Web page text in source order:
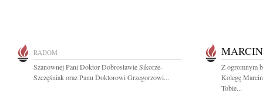
RADOM
Szanownej Pani Doktor Dobrosławie Sikorze-
Szczęśniak oraz Panu Doktorowi Grzegorzowi...
Z ogromnym
Kolegę
Tobie...